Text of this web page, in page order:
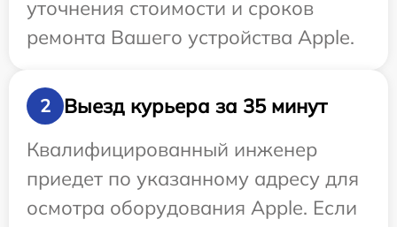
уточнения стоимости и сроков
ремонта Вашего устройства Apple.
2
Выезд курьера за 35 минут
Квалифицированный инженер
приедет по указанному адресу для
осмотра оборудования Apple. Если